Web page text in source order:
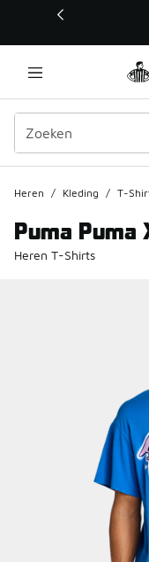
Deze link wordt
Heren / Kleding / T-
Puma Puma
Heren T-Shirts